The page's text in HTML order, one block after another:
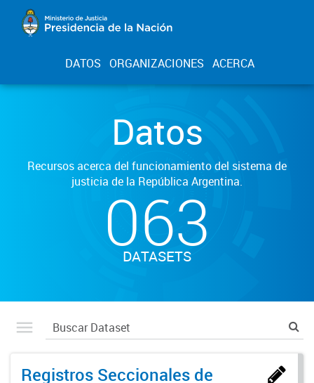
DATOS ORGANIZACIONES ACERCA
Datos
Recursos acerca del funcionamiento del sistema de
justicia de la República Argentina.
063
DATASETS
Registros Seccionales de